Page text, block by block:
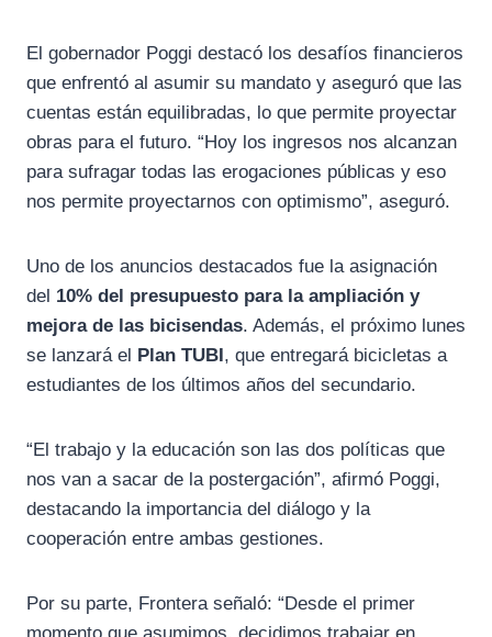
El gobernador Poggi destacó los desafíos financieros
que enfrentó al asumir su mandato y aseguró que las
cuentas están equilibradas, lo que permite proyectar
obras para el futuro. “Hoy los ingresos nos alcanzan
para sufragar todas las erogaciones públicas y eso
nos permite proyectarnos con optimismo”, aseguró.
Uno de los anuncios destacados fue la asignación
del 10% del presupuesto para la ampliación y
mejora de las bicisendas. Además, el próximo lunes
se lanzará el Plan TUBI, que entregará bicicletas a
estudiantes de los últimos años del secundario.
“El trabajo y la educación son las dos políticas que
nos van a sacar de la postergación”, afirmó Poggi,
destacando la importancia del diálogo y la
cooperación entre ambas gestiones.
Por su parte, Frontera señaló: “Desde el primer